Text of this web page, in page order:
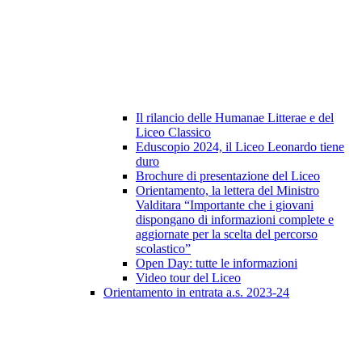
Il rilancio delle Humanae Litterae e del
Liceo Classico
Eduscopio 2024, il Liceo Leonardo tiene
duro
Brochure di presentazione del Liceo
Orientamento, la lettera del Ministro
Valditara “Importante che i giovani
dispongano di informazioni complete e
aggiornate per la scelta del percorso
scolastico”
Open Day: tutte le informazioni
Video tour del Liceo
Orientamento in entrata a.s. 2023-24